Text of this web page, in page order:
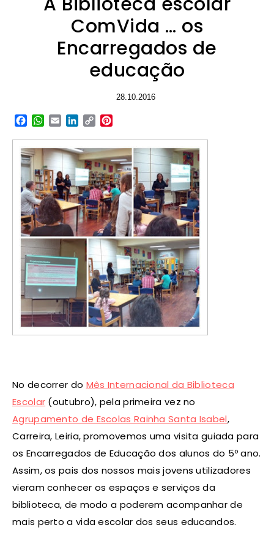
ComVida … os
Encarregados de
educação
28.10.2016
Facebook
WhatsApp
EmailLinkedIn
Copy
No decorrer do Mês Internacional da Biblioteca
Escolar (outubro), pela primeira vez no
Agrupamento de Escolas Rainha Santa Isabel,
Carreira, Leiria, promovemos uma visita guiada para
os Encarregados de Educação dos alunos do 5º ano.
Assim, os pais dos nossos mais jovens utilizadores
vieram conhecer os espaços e serviços da
biblioteca, de modo a poderem acompanhar de
mais perto a vida escolar dos seus educandos.